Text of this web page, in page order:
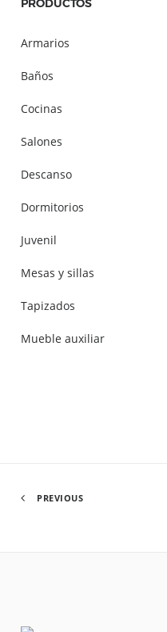
PRODUCTOS
Armarios
Baños
Cocinas
Salones
Descanso
Dormitorios
Juvenil
Mesas y sillas
Tapizados
Mueble auxiliar
PREVIOUS